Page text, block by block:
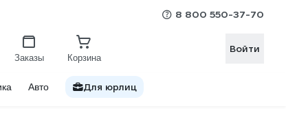
8 800 550-37-70
Заказы Корзина
Войти
Авто Для юрлиц